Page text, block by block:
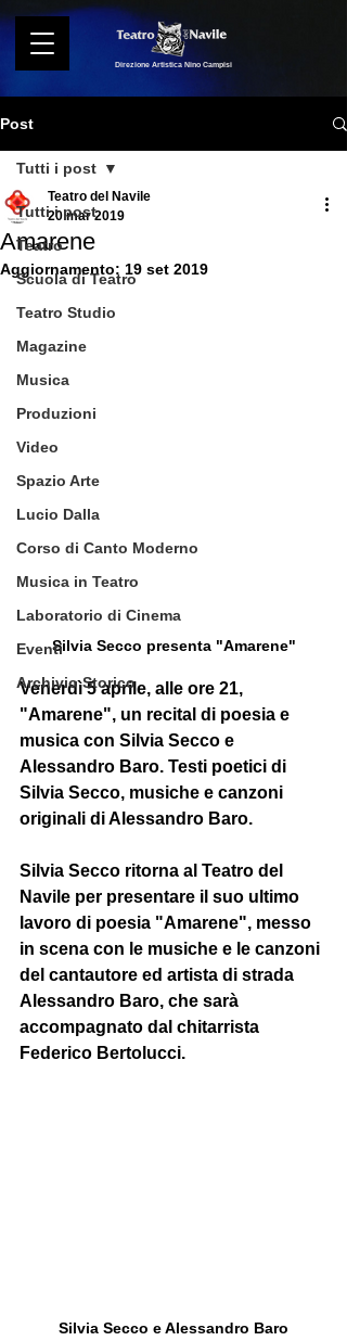
Direzione Artistica Nino Campisi
Post
Tutti i post
Teatro
Scuola di Teatro
Teatro Studio
Magazine
Musica
Produzioni
Video
Spazio Arte
Lucio Dalla
Corso di Canto Moderno
Musica in Teatro
Laboratorio di Cinema
Eventi
Archivio Storico
Tutti i post
Amarene
Teatro del Navile
20 mar 2019
Aggiornamento: 19 set 2019
Silvia Secco presenta "Amarene"
Venerdì 5 aprile, alle ore 21,
"Amarene", un recital di poesia e
musica con Silvia Secco e
Alessandro Baro. Testi poetici di
Silvia Secco, musiche e canzoni
originali di Alessandro Baro.
Silvia Secco ritorna al Teatro del
Navile per presentare il suo ultimo
lavoro di poesia "Amarene", messo
in scena con le musiche e le canzoni
del cantautore ed artista di strada
Alessandro Baro, che sarà
accompagnato dal chitarrista
Federico Bertolucci.
Silvia Secco e Alessandro Baro